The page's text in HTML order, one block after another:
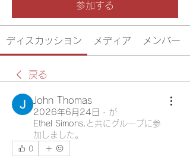
参加する
ディスカッション メディア メンバー
戻る
John Thomas
2026年6月24日 · が
Ethel Simons. と共にグループに参
加しました 。
0